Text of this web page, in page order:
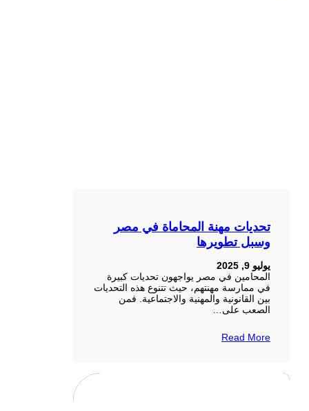
تحديات مهنة المحاماة في مصر
وسبل تطويرها
يوليو 9, 2025
المحامين في مصر يواجهون تحديات كبيرة
في ممارسة مهنتهم، حيث تتنوع هذه التحديات
بين القانونية والمهنية والاجتماعية. فمن
الصعب على…
Read More